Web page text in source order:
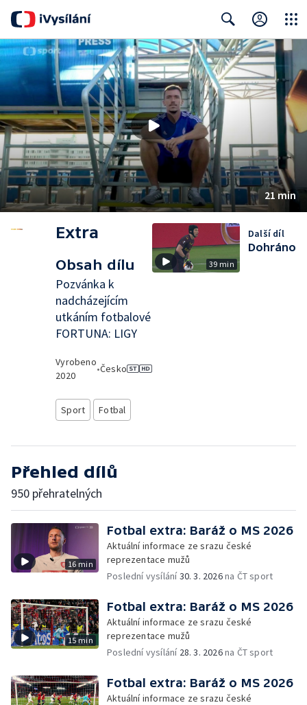
Search Close
21 min
Extra
Obsah dílu
Pozvánka k
nadcházejícím
utkáním fotbalové
FORTUNA: LIGY
Vyrobeno
2020
•Česko
Sport Fotbal
39 min
Další díl
Dohráno
Přehled dílů
950 přehratelných
16 min
Fotbal extra: Baráž o MS 2026
Aktuální informace ze srazu české
reprezentace mužů
Poslední vysílání30. 3. 2026na ČT sport
15 min
Fotbal extra: Baráž o MS 2026
Aktuální informace ze srazu české
reprezentace mužů
Poslední vysílání 28. 3. 2026na ČT sport
Fotbal extra: Baráž o MS 2026
Aktuální informace ze srazu české